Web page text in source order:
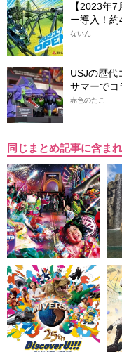
【2023年
ー導入！約
ないん
USJの歴代
サマーでコ
赤色のたこ
同じまとめ記事に含ま